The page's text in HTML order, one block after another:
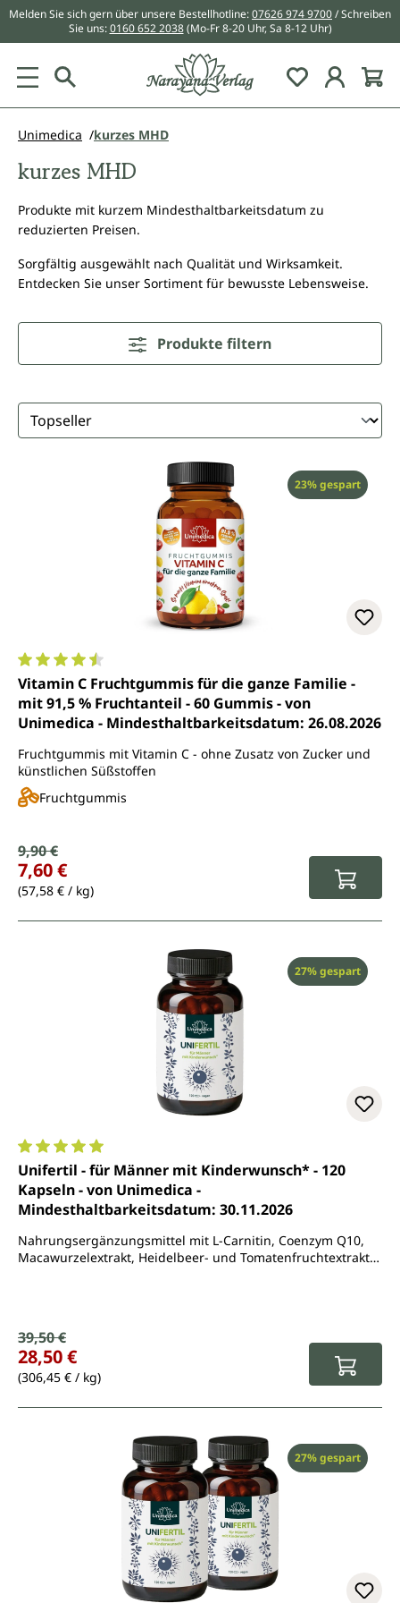
springen
Melden Sie sich gern über unsere Bestellhotline:07626 974 9700/ Schreiben
Sie uns:0160 652 2038 (Mo-Fr 8-20 Uhr, Sa 8-12 Uhr)
Du hast 0
Unimedica kurzes MHD
kurzes MHD
Produkte mit kurzem Mindesthaltbarkeitsdatum zu
reduzierten Preisen.
Sorgfältig ausgewählt nach Qualität und Wirksamkeit.
Entdecken Sie unser Sortiment für bewusste Lebensweise.
Produkte filtern
Rabatt
23% gespart
Durchschnittliche Bewertung von 4.4 von 5 Sternen
Vitamin C Fruchtgummis für die ganze Familie -
mit 91,5 % Fruchtanteil - 60 Gummis - von
Unimedica - Mindesthaltbarkeitsdatum: 26.08.2026
Fruchtgummis mit Vitamin C - ohne Zusatz von Zucker und
künstlichen Süßstoffen
Fruchtgummis
Verkaufspreis:
Regulärer Preis:
9,90 €
7,60 €
(57,58 € / kg)
Rabatt
27% gespart
Durchschnittliche Bewertung von 5 von 5 Sternen
Unifertil - für Männer mit Kinderwunsch* - 120
Kapseln - von Unimedica -
Mindesthaltbarkeitsdatum: 30.11.2026
Nahrungsergänzungsmittel mit L-Carnitin, Coenzym Q10,
Macawurzelextrakt, Heidelbeer- und Tomatenfruchtextrakt,
Verkaufspreis:
Regulärer Preis:
39,50 €
28,50 €
(306,45 € / kg)
Rabatt
27% gespart